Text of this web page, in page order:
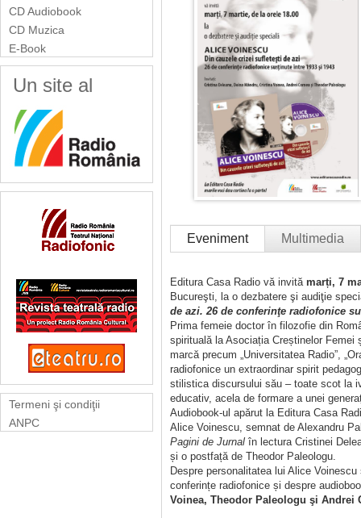
CD Audiobook
CD Muzica
E-Book
Un site al
Termeni şi condiţii
ANPC
Eveniment Multimedia
Editura Casa Radio vă invită marți, 7
Bucureşti, la o dezbatere şi audiţie
de azi. 26 de conferinţe radiofonice
Prima femeie doctor în filozofie din
spirituală la Asociația Creștinelor
marcă precum „Universitatea Radio”,
radiofonice un extraordinar spirit
stilistica discursului său – toate scot la
educativ, acela de formare a unei
Audiobook-ul apărut la Editura Casa
Alice Voinescu, semnat de Alexandru
Pagini de Jurnal în lectura Cristinei
și o postfață de Theodor Paleologu.
Despre personalitatea lui Alice
conferințe radiofonice și despre
Voinea, Theodor Paleologu şi Andrei